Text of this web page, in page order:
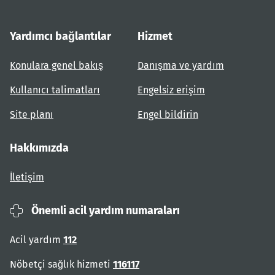
Yardımcı bağlantılar
Konulara genel bakış
Kullanıcı talimatları
Site planı
Hizmet
Danışma ve yardım
Engelsiz erişim
Engel bildirin
Hakkımızda
İletişim
Önemli acil yardım numaraları
Acil yardım 112
Nöbetçi sağlık hizmeti 116117